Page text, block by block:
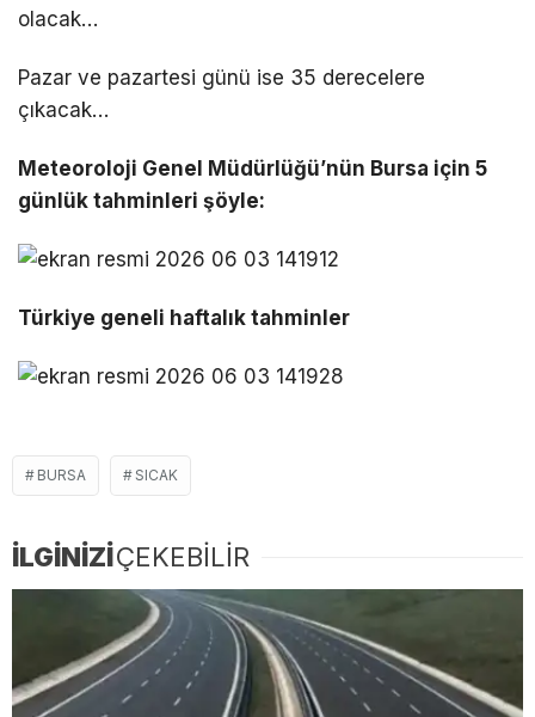
olacak…
Pazar ve pazartesi günü ise 35 derecelere
çıkacak…
Meteoroloji Genel Müdürlüğü’nün Bursa için 5
günlük tahminleri şöyle:
Türkiye geneli haftalık tahminler
BURSA SICAK
İLGİNİZİÇEKEBİLİR